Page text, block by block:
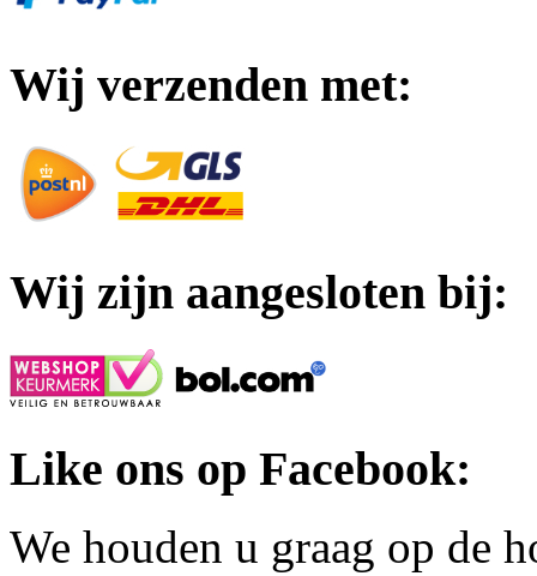
Wij verzenden met:
Wij zijn aangesloten bij:
Like ons op Facebook:
We houden u graag op de